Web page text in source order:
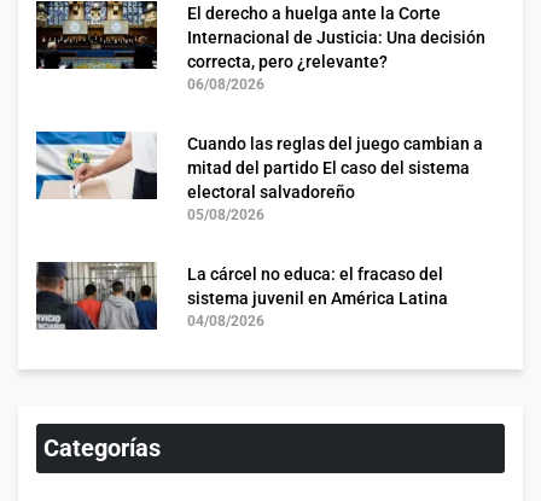
El derecho a huelga ante la Corte
Internacional de Justicia: Una decisión
correcta, pero ¿relevante?
06/08/2026
Cuando las reglas del juego cambian a
mitad del partido El caso del sistema
electoral salvadoreño
05/08/2026
La cárcel no educa: el fracaso del
sistema juvenil en América Latina
04/08/2026
Categorías